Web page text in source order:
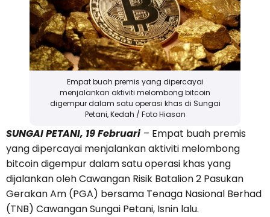
Empat buah premis yang dipercayai
menjalankan aktiviti melombong bitcoin
digempur dalam satu operasi khas di Sungai
Petani, Kedah / Foto Hiasan
SUNGAI PETANI, 19 Februari – Empat buah premis
yang dipercayai menjalankan aktiviti melombong
bitcoin digempur dalam satu operasi khas yang
dijalankan oleh Cawangan Risik Batalion 2 Pasukan
Gerakan Am (PGA) bersama Tenaga Nasional Berhad
(TNB) Cawangan Sungai Petani, Isnin lalu.